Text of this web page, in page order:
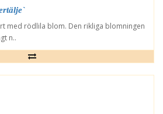
med rödlila blom. Den rikliga blomningen
n..